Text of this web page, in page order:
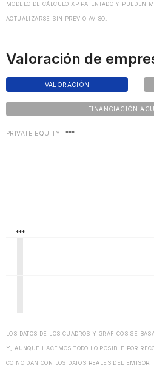
MODELO DE CÁLCULO XP PATENTADO Y PUEDEN
ACTUALIZARSE SIN PREVIO AVISO.
Valoración de
VALORACIÓN
FINANCIACIÓN
PRIVATE EQUITY ***
LOS DATOS DE LOS CUADROS Y GRÁFICOS SE
Y, AUNQUE HACEMOS TODO LO POSIBLE POR
COINCIDAN CON LOS DATOS REALES DEL EMISOR.